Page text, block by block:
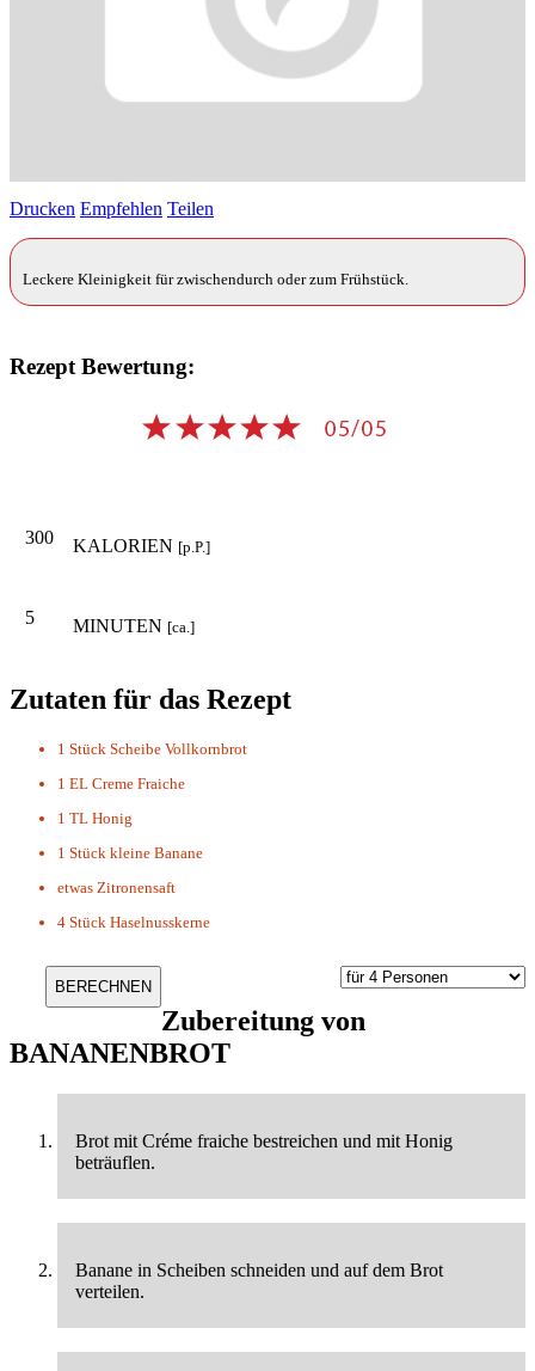
Drucken Empfehlen Teilen
Leckere Kleinigkeit für zwischendurch oder zum Frühstück.
Rezept Bewertung:
300 KALORIEN [p.P.]
5 MINUTEN [ca.]
Zutaten für das Rezept
1 Stück Scheibe Vollkornbrot
1 EL Creme Fraiche
1 TL Honig
1 Stück kleine Banane
etwas Zitronensaft
4 Stück Haselnusskerne
Zubereitung von
BANANENBROT
Brot mit Créme fraiche bestreichen und mit Honig
beträuflen.
Banane in Scheiben schneiden und auf dem Brot
verteilen.